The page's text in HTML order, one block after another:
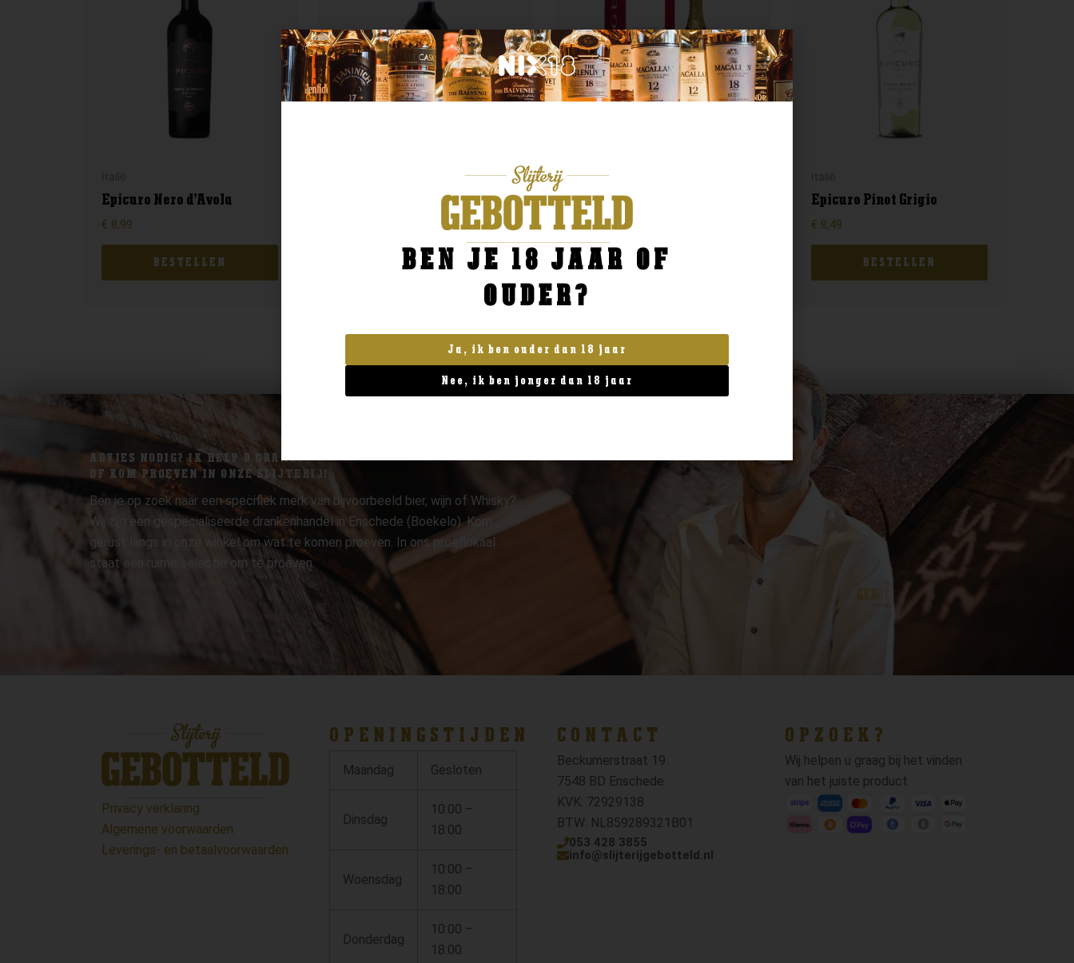
Epicuro Nero d’Avola
€ 8,99
BESTELLEN
Farina Bardolino Rosso
BESTELLEN
Bollinger Special Cuvee
Magnum
149,99
BESTELLEN
Epicuro Pinot Grigio
€ 8,49
BESTELLEN
ADVIES NODIG? IK HELP U GRAAG.
OF KOM PROEVEN IN ONZE SLIJTERIJ!
Ben je op zoek naar een specifiek merk van bijvoorbeeld bier, wijn of Whisky?
Wij zijn een gespecialiseerde drankenhandel in Enschede (Boekelo). Kom
gerust langs in onze winkel om wat te komen proeven. In ons proeflokaal
staat een ruime selectie om te proeven.
Privacy verklaring
Algemene voorwaarden
Leverings- en betaalvoorwaarden
OPENINGSTIJDEN
Maandag Gesloten
Dinsdag
10:00 –
18:00
Woensdag
10:00 –
18:00
Donderdag
10:00 –
18:00
CONTACT
Beckumerstraat 19
7548 BD Enschede
KVK: 72929138
BTW: NL859289321B01
053 428 3855
info@slijterijgebotteld.nl
OPZOEK?
Wij helpen u graag bij het vinden
van het juiste product.
BEN JE 18 JAAR OF
OUDER?
Ja, ik ben ouder dan 18 jaar
Nee, ik ben jonger dan 18 jaar